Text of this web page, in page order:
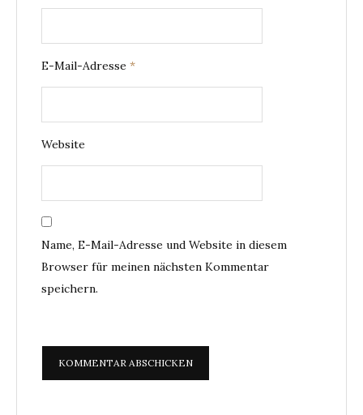
E-Mail-Adresse *
Website
Name, E-Mail-Adresse und Website in diesem
Browser für meinen nächsten Kommentar
speichern.